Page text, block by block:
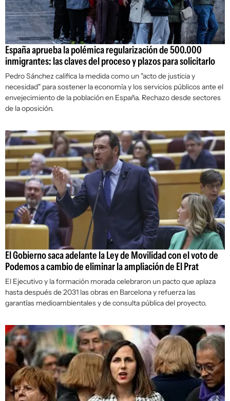
España aprueba la polémica regularización de 500.000
inmigrantes: las claves del proceso y plazos para solicitarlo
Pedro Sánchez califica la medida como un "acto de justicia y
necesidad" para sostener la economía y los servicios públicos ante el
envejecimiento de la población en España. Rechazo desde sectores
de la oposición.
El Gobierno saca adelante la Ley de Movilidad con el voto de
Podemos a cambio de eliminar la ampliación de El Prat
El Ejecutivo y la formación morada celebraron un pacto que aplaza
hasta después de 2031 las obras en Barcelona y refuerza las
garantías medioambientales y de consulta pública del proyecto.